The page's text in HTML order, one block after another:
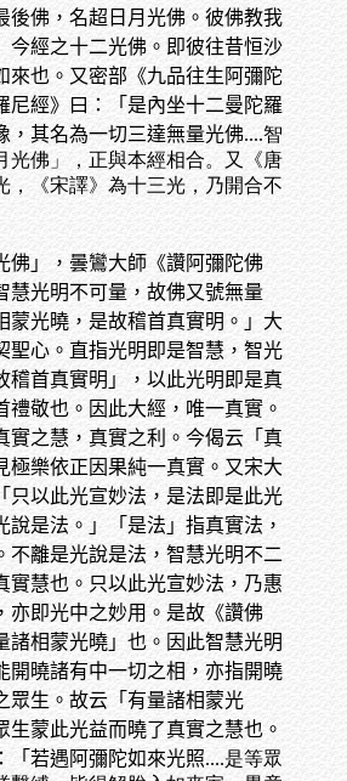
後佛，名超日月光佛。彼佛教我
今經之十二光佛。即彼往昔恒沙
來也。又密部《九品往生阿彌陀
尼經》曰：「是內坐十二曼陀羅
，其名為一切三達無量光佛....智
光佛」，正與本經相合。又《唐
，《宋譯》為十三光，乃開合不
佛」，曇鸞大師《讚阿彌陀佛
慧光明不可量，故佛又號無量
蒙光曉，是故稽首真實明。」大
聖心。直指光明即是智慧，智光
稽首真實明」，以此光明即是真
禮敬也。因此大經，唯一真實。
實之慧，真實之利。今偈云「真
極樂依正因果純一真實。又宋大
只以此光宣妙法，是法即是此光
說是法。」「是法」指真實法，
不離是光說是法，智慧光明不二
實慧也。只以此光宣妙法，乃惠
亦即光中之妙用。是故《讚佛
諸相蒙光曉」也。因此智慧光明
開曉諸有中一切之相，亦指開曉
眾生。故云「有量諸相蒙光
生蒙此光益而曉了真實之慧也。
「若遇阿彌陀如來光照....是等眾